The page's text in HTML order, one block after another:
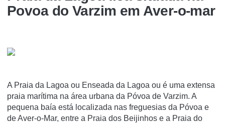
Povoa do Varzim em Aver-o-mar
A Praia da Lagoa ou Enseada da Lagoa ou é uma extensa
praia marí­tima na área urbana da Póvoa de Varzim. A
pequena baí­a está localizada nas freguesias da Póvoa e
de Aver-o-Mar, entre a Praia dos Beijinhos e a Praia do